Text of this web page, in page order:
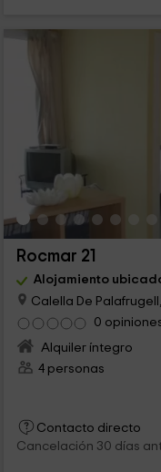
Rocmar 21
Alojamiento
Calella De
0
Alquiler íntegro
4 personas
Contacto directo
Cancelación 30 días